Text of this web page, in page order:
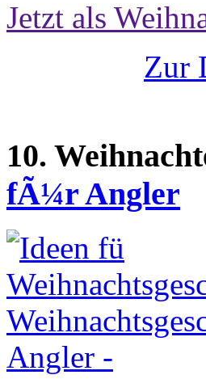
Jetzt als
Zur
10.
fÃ¼r Angler